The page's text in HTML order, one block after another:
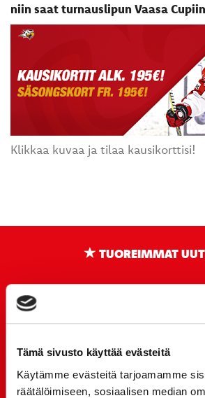
Tämä sivusto käyttää evästeitä
Käytämme evästeitä tarjoamamme
räätälöimiseen, sosiaalisen median
niin saat turnauslipun Vaasa
Klikkaa kuvaa ja tilaa kausikorttisi!
TUOREIMMAT
JOKERIT-OTTELUN LIPUT
21.7. 12:00 - ENNAKKOKYSYNTÄ
20.07.
TULE MUKAAN
LIIKUNTALEIKKIKOULUUN